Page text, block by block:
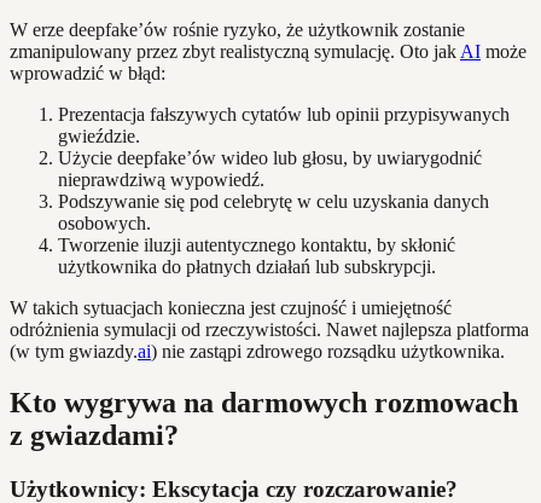
W erze deepfake’ów rośnie ryzyko, że użytkownik zostanie
zmanipulowany przez zbyt realistyczną symulację. Oto jak AI może
wprowadzić w błąd:
Prezentacja fałszywych cytatów lub opinii przypisywanych
gwieździe.
Użycie deepfake’ów wideo lub głosu, by uwiarygodnić
nieprawdziwą wypowiedź.
Podszywanie się pod celebrytę w celu uzyskania danych
osobowych.
Tworzenie iluzji autentycznego kontaktu, by skłonić
użytkownika do płatnych działań lub subskrypcji.
W takich sytuacjach konieczna jest czujność i umiejętność
odróżnienia symulacji od rzeczywistości. Nawet najlepsza platforma
(w tym gwiazdy.ai) nie zastąpi zdrowego rozsądku użytkownika.
Kto wygrywa na darmowych rozmowach
z gwiazdami?
Użytkownicy: Ekscytacja czy rozczarowanie?